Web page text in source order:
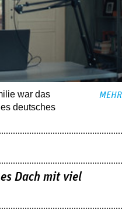
war das
deutsches
MEHR
Dach mit viel